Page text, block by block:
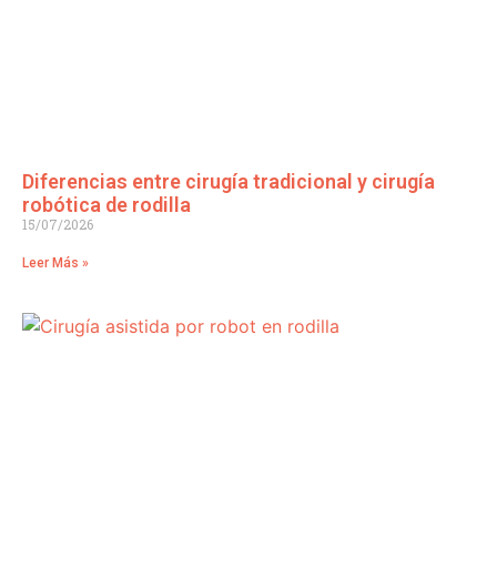
Diferencias entre cirugía tradicional y cirugía
robótica de rodilla
15/07/2026
Leer Más »